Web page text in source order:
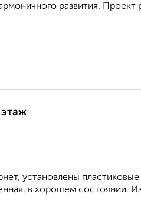
развития. Проект
установлены
в хорошем состоянии.